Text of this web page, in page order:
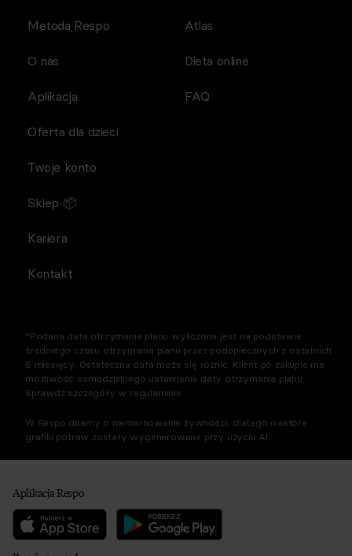
Metoda Respo
O nas
Aplikacja
Atlas
Dieta online
FAQ
Oferta dla dzieci
Twoje konto
Sklep 📦
Kariera
Kontakt
*Podana data otrzymania planu wyliczona jest na podstawie
średniego czasu otrzymania planu przez podopiecznych z ostatnich
6 miesięcy. Ostateczna data może się różnić. Klient po zakupie ma
możliwość samodzielnego ustawienia daty otrzymania planu.
Sprawdź szczegóły w regulaminie.
W Respo dbamy o niemarnowanie żywności, dlatego niektóre
grafiki potraw zostały wygenerowane przy użyciu AI.
Aplikacja Respo